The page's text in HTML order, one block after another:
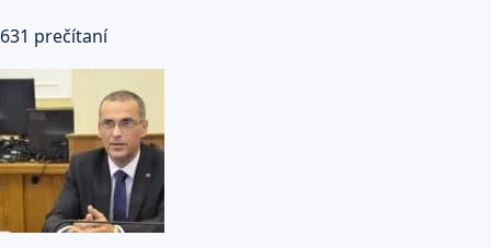
631 prečítaní